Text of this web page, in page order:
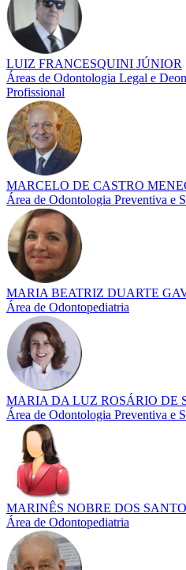
LUIZ FRANCESQUINI JÚNIOR
Áreas de Odontologia Legal e
Profissional
MARCELO DE CASTRO
Área de Odontologia Preventiva e
MARIA BEATRIZ DUARTE
Área de Odontopediatria
MARIA DA LUZ ROSÁRIO DE
Área de Odontologia Preventiva e
MARINÊS NOBRE DOS
Área de Odontopediatria